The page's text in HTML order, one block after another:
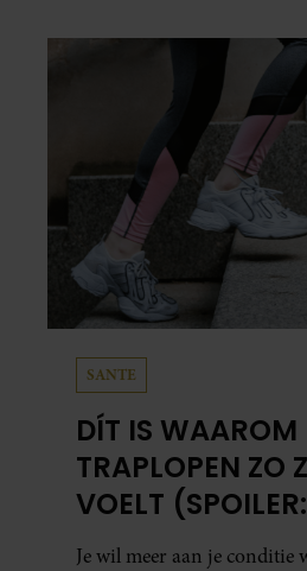
SANTE
DÍT IS WAAROM
TRAPLOPEN ZO
VOELT
NIET AAN JE
Je wil meer aan je conditie